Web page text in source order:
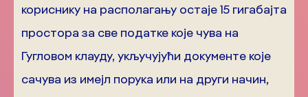
кориснику на располагању остаје 15 гигабајта
простора за све податке које чува на
Гугловом клауду, укључујући документе које
сачува из имејл порука или на други начин,